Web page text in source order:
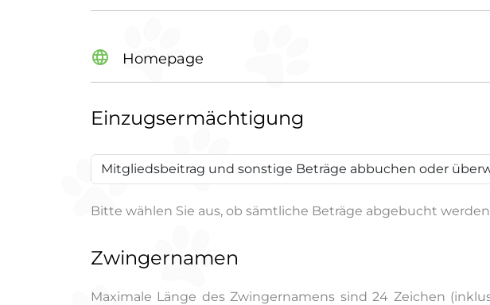
Homepage
Einzugsermächtigung
Bitte wählen Sie aus, ob sämtliche Beträge abgebucht
Zwingernamen
Maximale Länge des Zwingernamens sind 24 Zeichen